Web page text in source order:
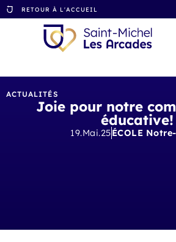
RETOUR À L'ACCUEIL
ACTUALITÉS
Joie pour notre
éducative!
19.Mai.25ÉCOLE